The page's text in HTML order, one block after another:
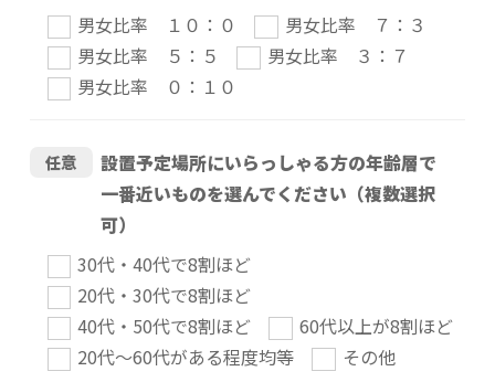
男女比率 １０：０
男女比率 ７：３
男女比率 ５：５
男女比率 ３：７
男女比率 ０：１０
任意
設置予定場所にいらっしゃる方の年齢層で
一番近いものを選んでください（複数選択
可）
30代・40代で8割ほど
20代・30代で8割ほど
40代・50代で8割ほど
60代以上が8割ほど
20代～60代がある程度均等
その他